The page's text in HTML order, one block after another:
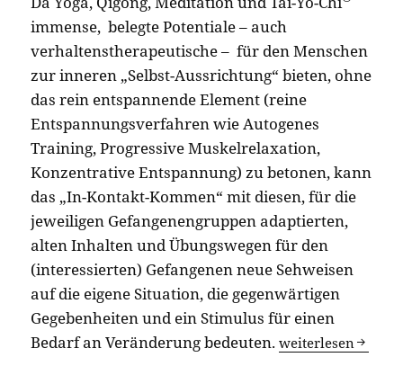
immense, belegte Potentiale – auch
verhaltenstherapeutische – für den Menschen
zur inneren „Selbst-Aussrichtung“ bieten, ohne
das rein entspannende Element (reine
Entspannungsverfahren wie Autogenes
Training, Progressive Muskelrelaxation,
Konzentrative Entspannung) zu betonen, kann
das „In-Kontakt-Kommen“ mit diesen, für die
jeweiligen Gefangenengruppen adaptierten,
alten Inhalten und Übungswegen für den
(interessierten) Gefangenen neue Sehweisen
auf die eigene Situation, die gegenwärtigen
Gegebenheiten und ein Stimulus für einen
Bedarf an Veränderung bedeuten. Yoga, Qigong,
weiterlesen